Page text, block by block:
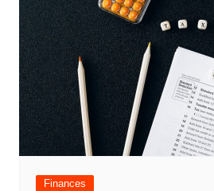
Finances